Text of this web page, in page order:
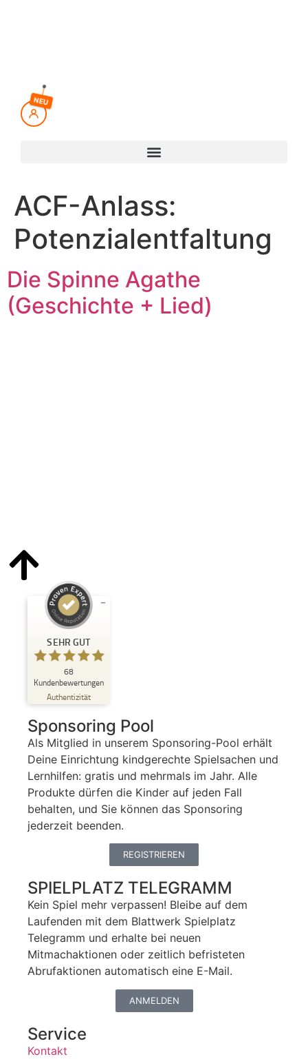
NEU
ACF-Anlass:
Potenzialentfaltung
Die Spinne Agathe
(Geschichte + Lied)
SEHR GUT
68
Kundenbewertungen
Authentizität
Kundenbewertungen und Erfahrungen zu
Blattwerk Media GmbH
SEHR GUT
4,81
/
5,00
68
Bewertungen auf ProvenExpert.com
Blick aufs ProvenExpert-Profil werfen
18.05.2026
Sponsoring Pool
Als Mitglied in unserem Sponsoring-Pool erhält
Deine Einrichtung kindgerechte Spielsachen und
Lernhilfen: gratis und mehrmals im Jahr. Alle
Produkte dürfen die Kinder auf jeden Fall
behalten, und Sie können das Sponsoring
jederzeit beenden.
REGISTRIEREN
SPIELPLATZ TELEGRAMM
Kein Spiel mehr verpassen! Bleibe auf dem
Laufenden mit dem Blattwerk Spielplatz
Telegramm und erhalte bei neuen
Mitmachaktionen oder zeitlich befristeten
Abrufaktionen automatisch eine E-Mail.
ANMELDEN
Service
Kontakt